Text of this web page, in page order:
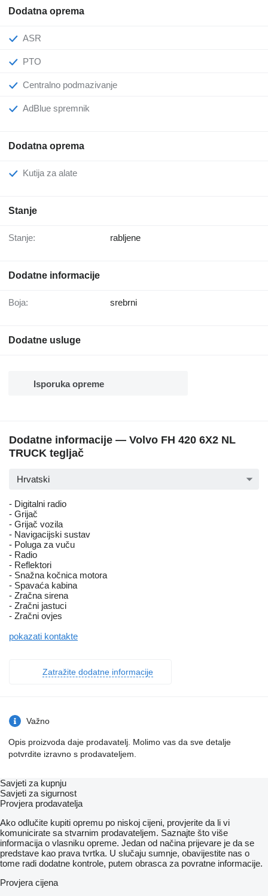
Dodatna oprema
ASR
PTO
Centralno podmazivanje
AdBlue spremnik
Dodatna oprema
Kutija za alate
Stanje
Stanje: rabljene
Dodatne informacije
Boja: srebrni
Dodatne usluge
Isporuka opreme
Dodatne informacije — Volvo FH 420 6X2 NL
TRUCK tegljač
Hrvatski
- Digitalni radio
- Grijač
- Grijač vozila
- Navigacijski sustav
- Poluga za vuču
- Radio
- Reflektori
- Snažna kočnica motora
- Spavaća kabina
- Zračna sirena
- Zračni jastuci
- Zračni ovjes
pokazati kontakte
Zatražite dodatne informacije
Važno
Opis proizvoda daje prodavatelj. Molimo vas da sve detalje
potvrdite izravno s prodavateljem.
Savjeti za kupnju
Savjeti za sigurnost
Provjera prodavatelja
Ako odlučite kupiti opremu po niskoj cijeni, provjerite da li vi
komunicirate sa stvarnim prodavateljem. Saznajte što više
informacija o vlasniku opreme. Jedan od načina prijevare je da se
predstave kao prava tvrtka. U slučaju sumnje, obavijestite nas o
tome radi dodatne kontrole, putem obrasca za povratne informacije.
Provjera cijena